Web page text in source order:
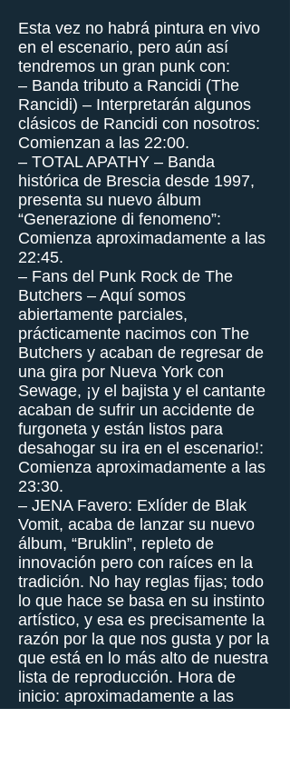
Esta vez no habrá pintura en vivo
en el escenario, pero aún así
tendremos un gran punk con:
– Banda tributo a Rancidi (The
Rancidi) – Interpretarán algunos
clásicos de Rancidi con nosotros:
Comienzan a las 22:00.
– TOTAL APATHY – Banda
histórica de Brescia desde 1997,
presenta su nuevo álbum
“Generazione di fenomeno”:
Comienza aproximadamente a las
22:45.
– Fans del Punk Rock de The
Butchers – Aquí somos
abiertamente parciales,
prácticamente nacimos con The
Butchers y acaban de regresar de
una gira por Nueva York con
Sewage, ¡y el bajista y el cantante
acaban de sufrir un accidente de
furgoneta y están listos para
desahogar su ira en el escenario!:
Comienza aproximadamente a las
23:30.
– JENA Favero: Exlíder de Blak
Vomit, acaba de lanzar su nuevo
álbum, “Bruklin”, repleto de
innovación pero con raíces en la
tradición. No hay reglas fijas; todo
lo que hace se basa en su instinto
artístico, y esa es precisamente la
razón por la que nos gusta y por la
que está en lo más alto de nuestra
lista de reproducción. Hora de
inicio: aproximadamente a las